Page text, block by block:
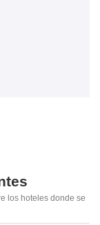
los hoteles donde se